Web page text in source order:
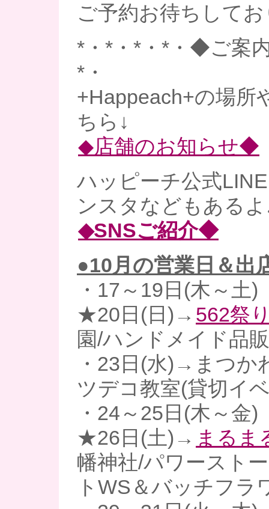
ご予約お待ちして
*・*・*・*・◆ご案
*・
+Happeach+の場所
ちら↓
◆店舗のお知らせ◆
ハッピーチ公式
ンスタなどもある
◆SNSご紹介◆
●10月の営業日＆出
・17～19日(木～土)
★20日(日)→ 562祭
園/ハンドメイド品
・23日(水)→まつか
ツデコ教室(貸切イ
・24～25日(木～金)
★26日(土)→ まるま
幡神社/パワースト
トWS＆バッチフラ